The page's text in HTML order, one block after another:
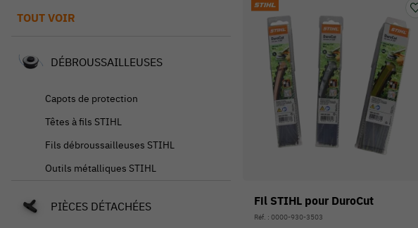
TOUT VOIR
DÉBROUSSAILLEUSES
Capots de protection
Têtes à fils STIHL
Fils débroussailleuses STIHL
Outils métalliques STIHL
PIÈCES DÉTACHÉES Fil STIHL pour DuroCut
Réf. : 0000-930-3503